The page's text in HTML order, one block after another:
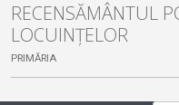
RECENSĂMÂNTUL
LOCUINȚELOR
PRIMĂRIA